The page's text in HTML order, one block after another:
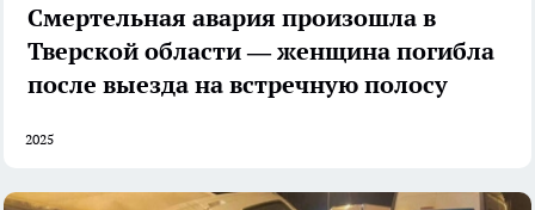
Смертельная авария произошла в
Тверской области — женщина погибла
после выезда на встречную полосу
2025